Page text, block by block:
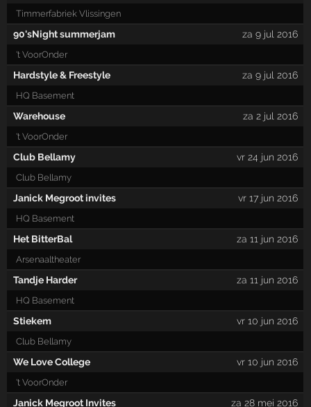
Timmerfabriek Vlissingen
90'sNight summerjam za 9 jul 2016
't VoorOnder
Hardstyle & Freestyle za 9 jul 2016
HQ Basement
Warehouse za 2 jul 2016
't VoorOnder
Club Bellamy vr 24 jun 2016
Club Bellamy
Janick Megroot invites vr 17 jun 2016
HQ Basement
Het BitterBal za 11 jun 2016
Arsenaaltheater
Tandje Harder za 11 jun 2016
HQ Basement
Stiekem vr 10 jun 2016
Club Bellamy
We Love College vr 10 jun 2016
't VoorOnder
Janick Megroot Invites za 28 mei 2016